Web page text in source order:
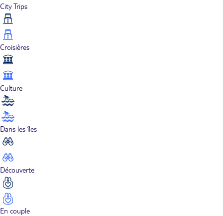
City Trips
Croisières
Culture
Dans les îles
Découverte
En couple